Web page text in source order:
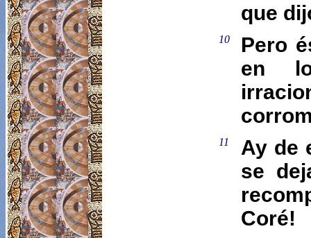
que
10
Pero
en
11
Ay de
se
Coré!